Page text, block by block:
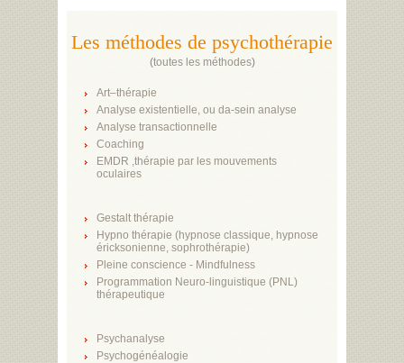
Les méthodes de psychothérapie
(toutes les méthodes)
Art–thérapie
Analyse existentielle, ou da-sein analyse
Analyse transactionnelle
Coaching
EMDR ,thérapie par les mouvements
oculaires
Gestalt thérapie
Hypno thérapie (hypnose classique, hypnose
éricksonienne, sophrothérapie)
Pleine conscience - Mindfulness
Programmation Neuro-linguistique (PNL)
thérapeutique
Psychanalyse
Psychogénéalogie